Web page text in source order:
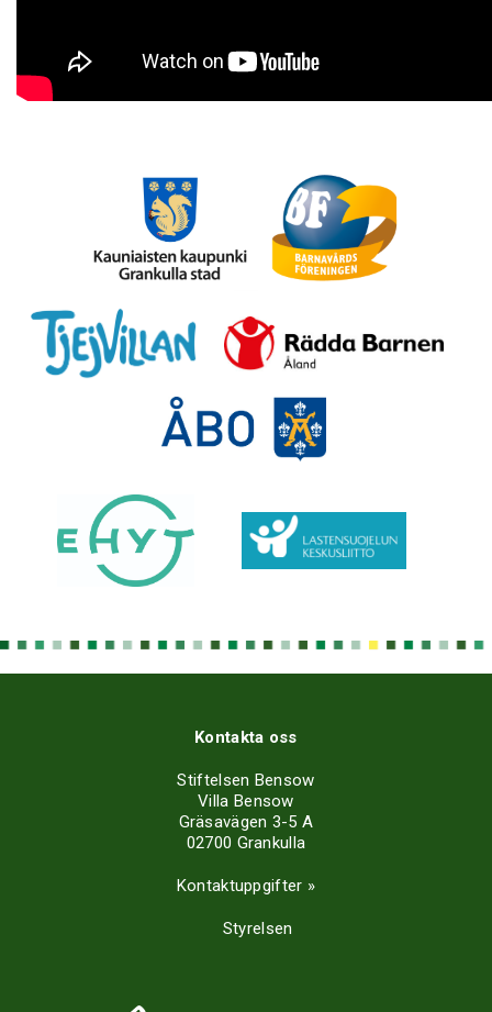
Kontakta oss
Stiftelsen Bensow
Villa Bensow
Gräsavägen 3-5 A
02700 Grankulla
Kontaktuppgifter »
Styrelsen